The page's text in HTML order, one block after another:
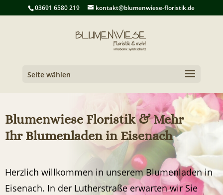
03691 6580 219 kontakt@blumenwiese-floristik.de
Seite wählen
Blumenwiese Floristik & Mehr
Ihr Blumenladen in Eisenach
Herzlich willkommen in unserem Blumenladen in
Eisenach. In der Lutherstraße erwarten wir Sie